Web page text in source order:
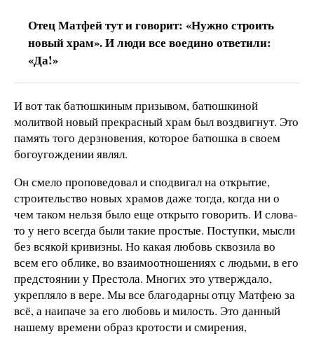
Отец Матфей тут и говорит: «Нужно строить
новый храм». И люди все воедино ответили:
«Да!»
И вот так батюшкиным призывом, батюшкиной
молитвой новый прекрасный храм был воздвигнут. Это
память того дерзновения, которое батюшка в своем
богоугождении являл.
Он смело проповедовал и сподвигал на открытие,
строительство новых храмов даже тогда, когда ни о
чем таком нельзя было еще открыто говорить. И слова-
то у него всегда были такие простые. Поступки, мысли
без всякой кривизны. Но какая любовь сквозила во
всем его облике, во взаимоотношениях с людьми, в его
предстоянии у Престола. Многих это утверждало,
укрепляло в вере. Мы все благодарны отцу Матфею за
всё, а наипаче за его любовь и милость. Это данный
нашему времени образ кротости и смирения,